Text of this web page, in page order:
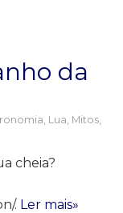
da
, Lua, Mitos,
cheia?
. Ler mais»